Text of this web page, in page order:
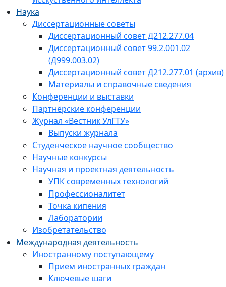
Наука
Диссертационные советы
Диссертационный совет Д212.277.04
Диссертационный совет 99.2.001.02
(Д999.003.02)
Диссертационный совет Д212.277.01 (архив)
Материалы и справочные сведения
Конференции и выставки
Партнёрские конференции
Журнал «Вестник УлГТУ»
Выпуски журнала
Студенческое научное сообщество
Научные конкурсы
Научная и проектная деятельность
УПК современных технологий
Профессионалитет
Точка кипения
Лаборатории
Изобретательство
Международная деятельность
Иностранному поступающему
Прием иностранных граждан
Ключевые шаги